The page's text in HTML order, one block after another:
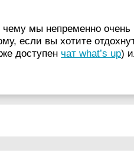
мы непременно
если вы хотите
доступен чат what’s up)